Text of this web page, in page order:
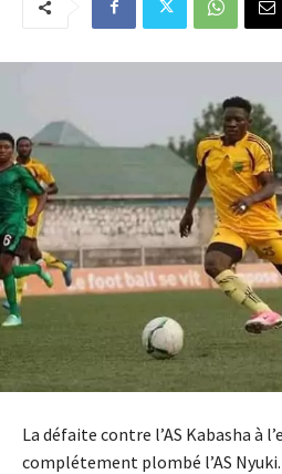
La défaite contre l’AS Kabasha à
complétement plombé l’AS